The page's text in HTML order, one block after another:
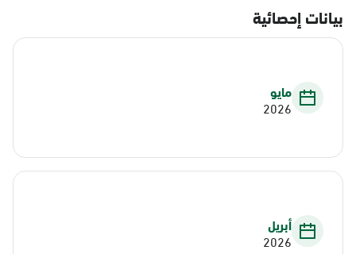
بيانات إحصائية
مايو
2026
أبريل
2026